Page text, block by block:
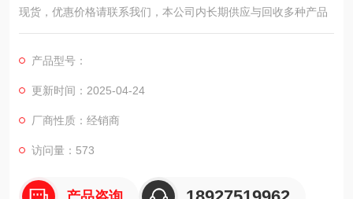
现货，优惠价格请联系我们，本公司内长期供应与回收多种产品
产品型号：
更新时间：2025-04-24
厂商性质：经销商
访问量：573